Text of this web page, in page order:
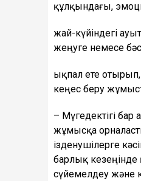
құлқындағы,
жай-күйіндегі
жеңуге немесе
ықпал ете
кеңес беру
– Мүгедектігі бар
жұмысқа
ізденушілерге
барлық кезеңінде
сүйемелдеу және